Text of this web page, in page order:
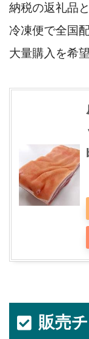
納税の返礼品
冷凍便で全国
大量購入を希
販売